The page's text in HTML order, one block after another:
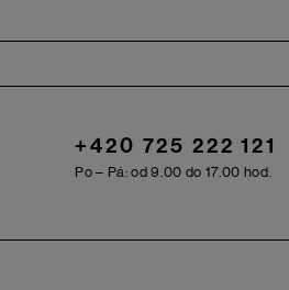
+420 725 222 121
Po – Pá: od 9.00 do 17.00 hod.